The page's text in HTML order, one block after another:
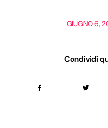
GIUGNO 6,
/
Condividi